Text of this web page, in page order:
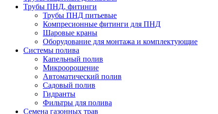
Трубы ПНД, фитинги
Трубы ПНД питьевые
Компресионные фитинги для ПНД
Шаровые краны
Оборудование для монтажа и комплектующие
Системы полива
Капельный полив
Микроорошение
Автоматический полив
Садовый полив
Гидранты
Фильтры для полива
Семена газонных трав